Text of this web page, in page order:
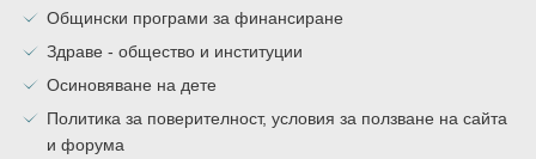
Общински програми за финансиране
Здраве - общество и институции
Осиновяване на дете
Политика за поверителност, условия за ползване на сайта
и форума